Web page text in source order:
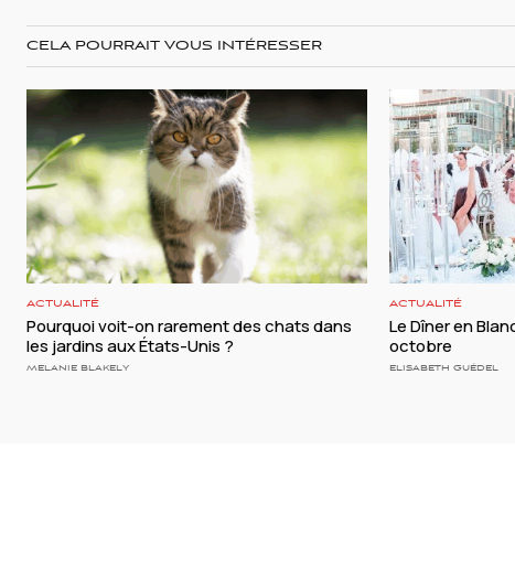
CELA POURRAIT VOUS INTÉRESSER
ACTUALITÉ
Pourquoi voit-on rarement des chats dans
les jardins aux États-Unis ?
MELANIE BLAKELY
ACTUALITÉ
Le Dîner en
octobre
ELISABETH GUÉDEL